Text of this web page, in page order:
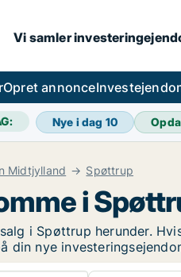
Vi samler
Opret annonce
Nye i dag 10
Midtjylland Spøttrup
i
i Spøttrup herunder.
din nye